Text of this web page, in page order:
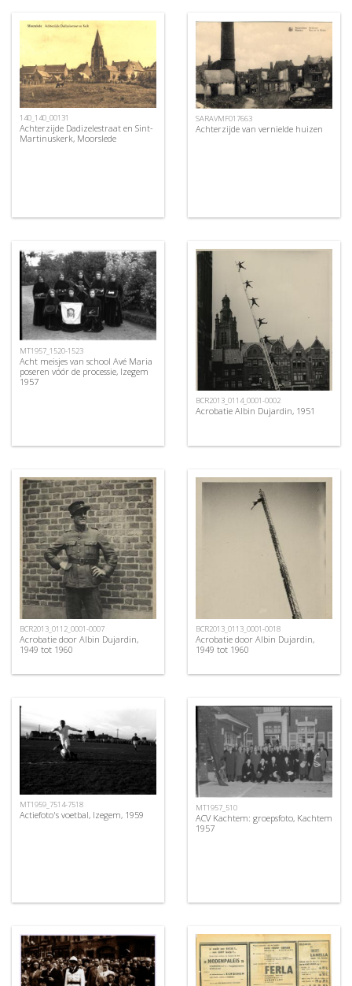
140_140_00131
Achterzijde Dadizelestraat en Sint-
Martinuskerk, Moorslede
SARAVMF017663
Achterzijde van vernielde huizen
MT1957_1520-1523
Acht meisjes van school Avé Maria
poseren vóór de processie, Izegem
1957
BCR2013_0114_0001-0002
Acrobatie Albin Dujardin, 1951
BCR2013_0112_0001-0007
Acrobatie door Albin Dujardin,
1949 tot 1960
BCR2013_0113_0001-0018
Acrobatie door Albin Dujardin,
1949 tot 1960
MT1959_7514-7518
Actiefoto's voetbal, Izegem, 1959
MT1957_510
ACV Kachtem: groepsfoto, Kachtem
1957